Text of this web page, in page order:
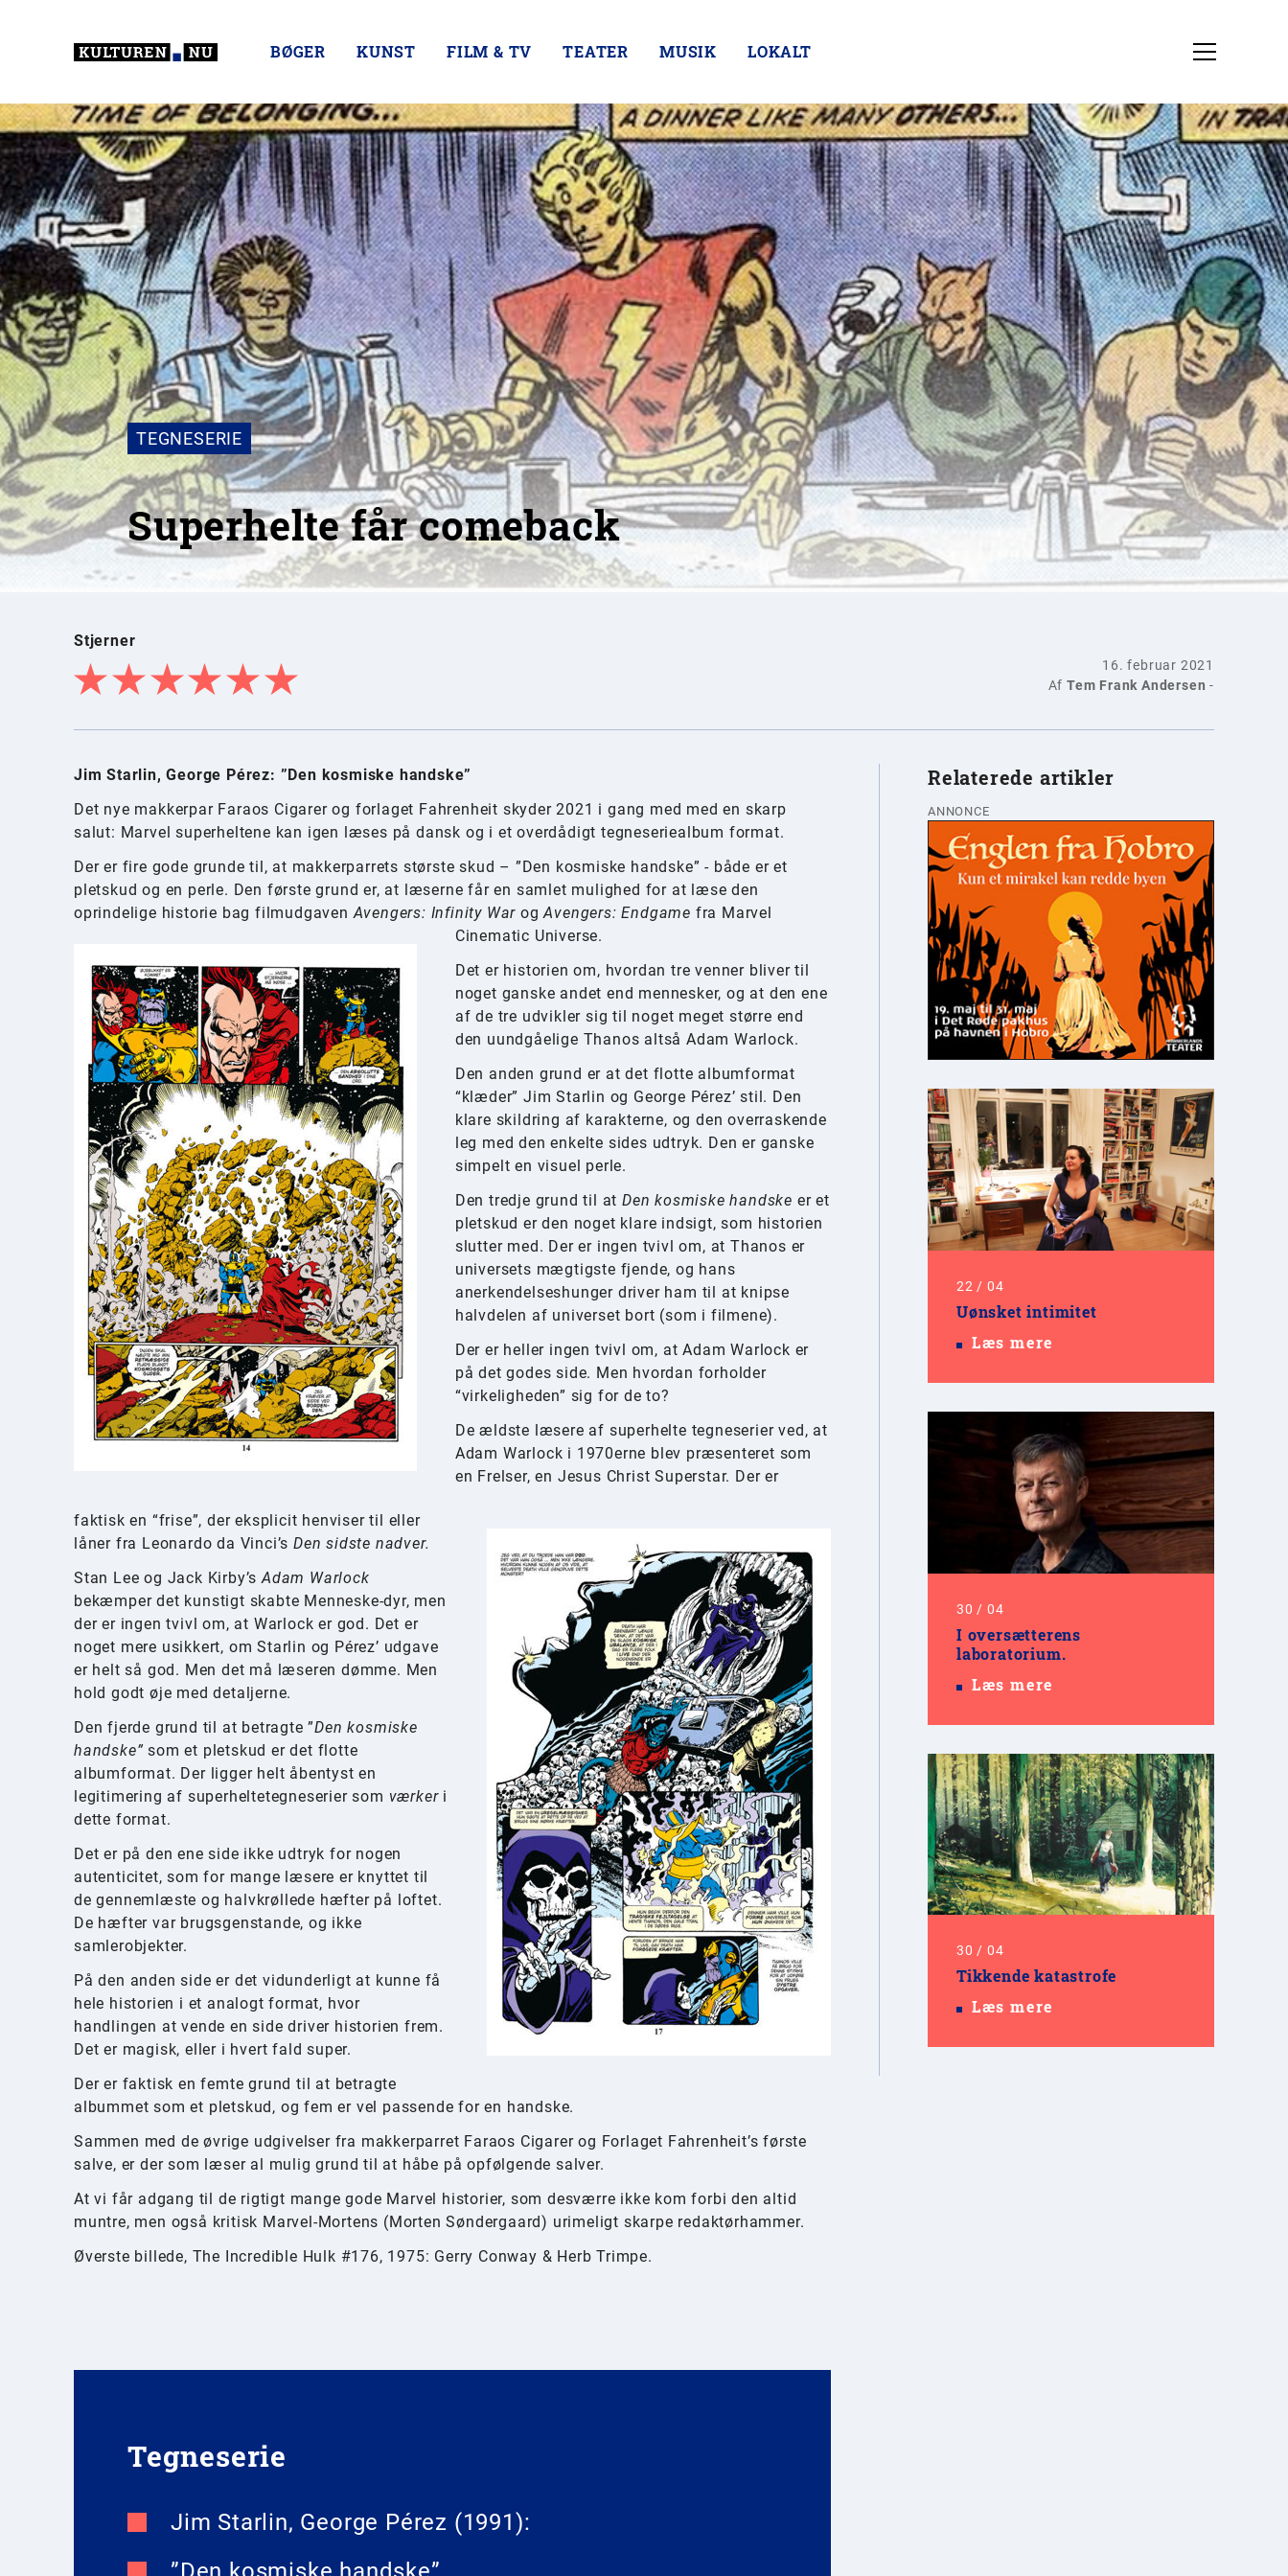
BØGER KUNST FILM & TV TEATER MUSIK LOKALT
TEGNESERIE
Superhelte får comeback
Stjerner
16. februar 2021
Af Tem Frank Andersen -
Jim Starlin, George Pérez: ”Den kosmiske handske”
Det nye makkerpar Faraos Cigarer og forlaget Fahrenheit skyder 2021 i gang med med en skarp
salut: Marvel superheltene kan igen læses på dansk og i et overdådigt tegneseriealbum format.
Der er fire gode grunde til, at makkerparrets største skud – ”Den kosmiske handske” - både er et
pletskud og en perle. Den første grund er, at læserne får en samlet mulighed for at læse den
oprindelige historie bag filmudgavenAvengers: Infinity War ogAvengers: Endgame fra Marvel
Cinematic Universe.
Det er historien om, hvordan tre venner bliver til
noget ganske andet end mennesker, og at den ene
af de tre udvikler sig til noget meget større end
den uundgåelige Thanos altså Adam Warlock.
Den anden grund er at det flotte albumformat
“klæder” Jim Starlin og George Pérez’ stil. Den
klare skildring af karakterne, og den overraskende
leg med den enkelte sides udtryk. Den er ganske
simpelt en visuel perle.
Den tredje grund til at Den kosmiske handske er et
pletskud er den noget klare indsigt, som historien
slutter med. Der er ingen tvivl om, at Thanos er
universets mægtigste fjende, og hans
anerkendelseshunger driver ham til at knipse
halvdelen af universet bort (som i filmene).
Der er heller ingen tvivl om, at Adam Warlock er
på det godes side. Men hvordan forholder
“virkeligheden” sig for de to?
De ældste læsere af superhelte tegneserier ved, at
Adam Warlock i 1970erne blev præsenteret som
en Frelser, en Jesus Christ Superstar. Der er
faktisk en “frise”, der eksplicit henviser til eller
låner fra Leonardo da Vinci’sDen sidste nadver.
Stan Lee og Jack Kirby’s Adam Warlock
bekæmper det kunstigt skabte Menneske-dyr, men
der er ingen tvivl om, at Warlock er god. Det er
noget mere usikkert, om Starlin og Pérez’ udgave
er helt så god. Men det må læseren dømme. Men
hold godt øje med detaljerne.
Den fjerde grund til at betragte ”Den kosmiske
handske” som et pletskud er det flotte
albumformat. Der ligger helt åbentyst en
legitimering af superheltetegneserier som værkeri
dette format.
Det er på den ene side ikke udtryk for nogen
autenticitet, som for mange læsere er knyttet til
de gennemlæste og halvkrøllede hæfter på loftet.
De hæfter var brugsgenstande, og ikke
samlerobjekter.
På den anden side er det vidunderligt at kunne få
hele historien i et analogt format, hvor
handlingen at vende en side driver historien frem.
Det er magisk, eller i hvert fald super.
Der er faktisk en femte grund til at betragte
albummet som et pletskud, og fem er vel passende for en handske.
Sammen med de øvrige udgivelser fra makkerparret Faraos Cigarer og Forlaget Fahrenheit’s første
salve, er der som læser al mulig grund til at håbe på opfølgende salver.
At vi får adgang til de rigtigt mange gode Marvel historier, som desværre ikke kom forbi den altid
muntre, men også kritisk Marvel-Mortens (Morten Søndergaard) urimeligt skarpe redaktørhammer.
Øverste billede, The Incredible Hulk #176, 1975: Gerry Conway & Herb Trimpe.
Tegneserie
Jim Starlin, George Pérez (1991):
Relaterede artikler
ANNONCE
22 / 04
Uønsket intimitet
Læs mere
30 / 04
I oversætterens
laboratorium.
Læs mere
30 / 04
Tikkende katastrofe
Læs mere